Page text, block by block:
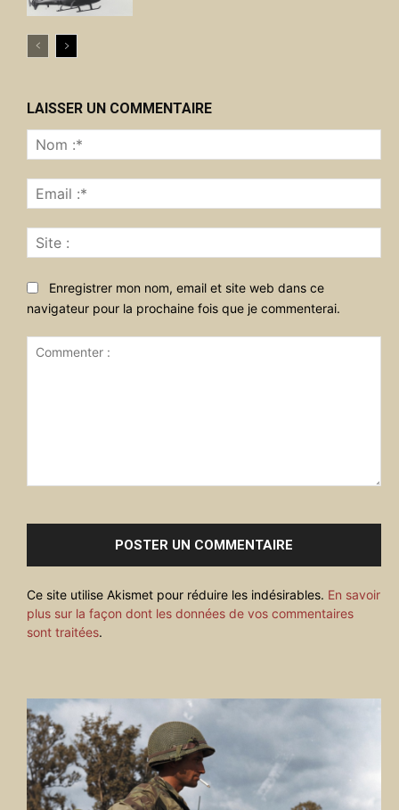
LAISSER UN COMMENTAIRE
:*
:*
:
Enregistrer mon nom, email et site web dans ce
navigateur pour la prochaine fois que je commenterai.
Ce site utilise Akismet pour réduire les indésirables. En savoir
plus sur la façon dont les données de vos commentaires
sont traitées.